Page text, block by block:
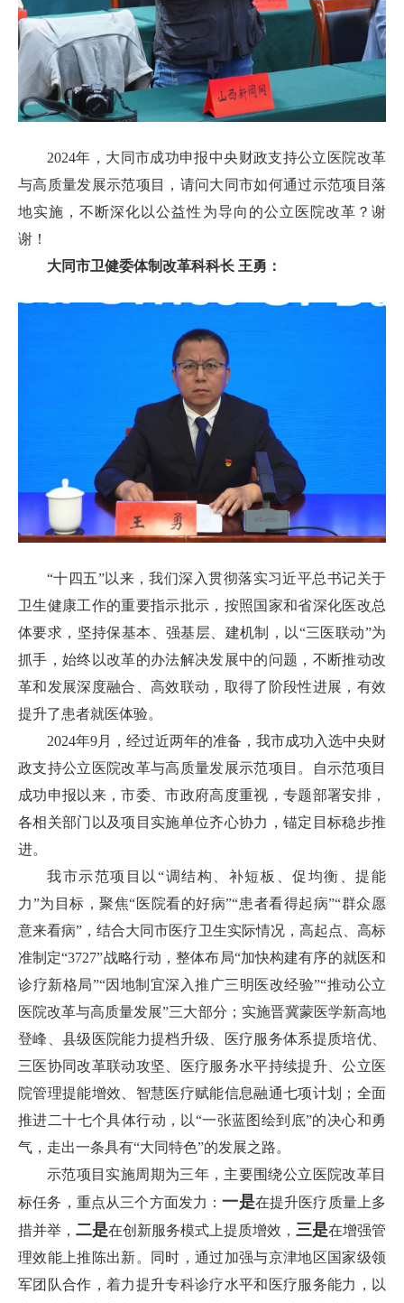
2024年，大同市成功申报中央财政支持公立医院改革
与高质量发展示范项目，请问大同市如何通过示范项目落
地实施，不断深化以公益性为导向的公立医院改革？谢
谢！
大同市卫健委体制改革科科长 王勇：
“十四五”以来，我们深入贯彻落实习近平总书记关于
卫生健康工作的重要指示批示，按照国家和省深化医改总
体要求，坚持保基本、强基层、建机制，以“三医联动”为
抓手，始终以改革的办法解决发展中的问题，不断推动改
革和发展深度融合、高效联动，取得了阶段性进展，有效
提升了患者就医体验。
2024年9月，经过近两年的准备，我市成功入选中央财
政支持公立医院改革与高质量发展示范项目。自示范项目
成功申报以来，市委、市政府高度重视，专题部署安排，
各相关部门以及项目实施单位齐心协力，锚定目标稳步推
进。
我市示范项目以“调结构、补短板、促均衡、提能
力”为目标，聚焦“医院看的好病”“患者看得起病”“群众愿
意来看病”，结合大同市医疗卫生实际情况，高起点、高标
准制定“3727”战略行动，整体布局“加快构建有序的就医和
诊疗新格局”“因地制宜深入推广三明医改经验”“推动公立
医院改革与高质量发展”三大部分；实施晋冀蒙医学新高地
登峰、县级医院能力提档升级、医疗服务体系提质培优、
三医协同改革联动攻坚、医疗服务水平持续提升、公立医
院管理提能增效、智慧医疗赋能信息融通七项计划；全面
推进二十七个具体行动，以“一张蓝图绘到底”的决心和勇
气，走出一条具有“大同特色”的发展之路。
示范项目实施周期为三年，主要围绕公立医院改革目
标任务，重点从三个方面发力：一是在提升医疗质量上多
措并举， 二是在创新服务模式上提质增效， 三是在增强管
理效能上推陈出新。同时，通过加强与京津地区国家级领
军团队合作，着力提升专科诊疗水平和医疗服务能力，以